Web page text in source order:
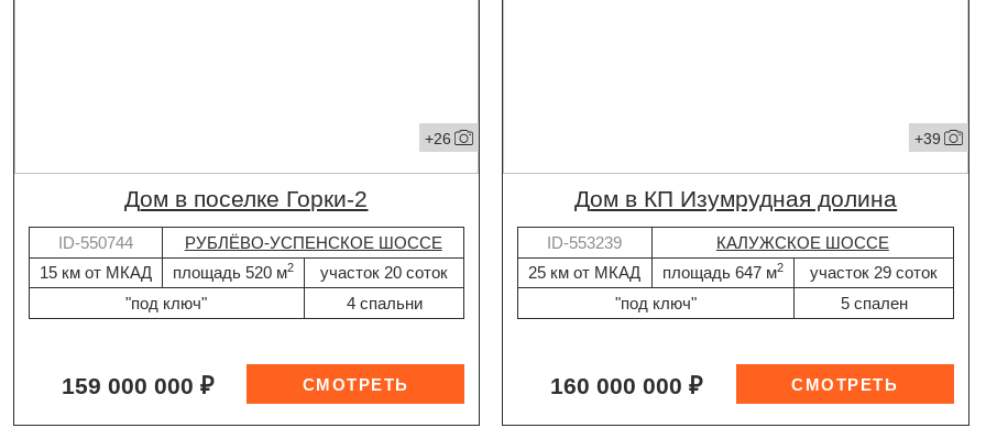
+26
дом в поселке Горки-2
ID-550744
РУБЛЁВО-УСПЕНСКОЕ ШОССЕ
15 км от МКАД
площадь 520 м2
участок 20 соток
"под ключ"
4 спальни
159 000 000 ₽
+39
дом в КП Изумрудная долина
ID-553239
КАЛУЖСКОЕ ШОССЕ
25 км от МКАД
площадь 647 м2
участок 29 соток
"под ключ"
5 спален
160 000 000 ₽